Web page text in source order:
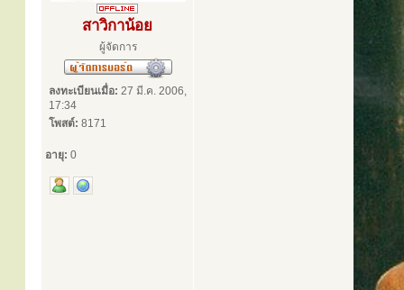
สาวิกาน้อย
ผู้จัดการ
ลงทะเบียนเมื่อ: 27 มี.ค. 2006,
17:34
โพสต์: 8171
อายุ: 0